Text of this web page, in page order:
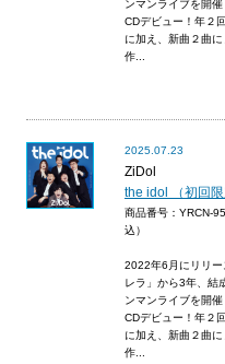
ンマンライブを開
CDデビュー！年２
に加え、新曲２曲
作...
2025.07.23
ZiDol
the idol （初回
商品番号：YRCN-
込）
2022年6月にリリ
レラ」から3年、結
ンマンライブを開
CDデビュー！年２
に加え、新曲２曲
作...